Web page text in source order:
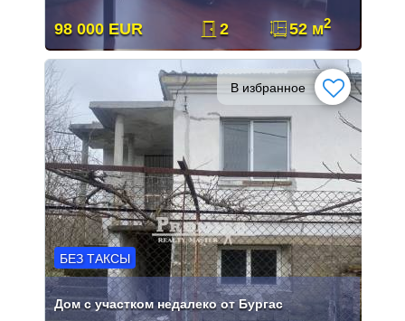
98 000 EUR 2 52 м2
В избранное
БЕЗ ТАКСЫ
Дом с участком недалеко от Бургас